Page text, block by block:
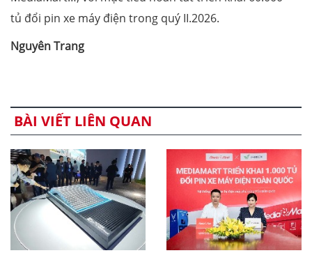
tủ đổi pin xe máy điện trong quý II.2026.
Nguyên Trang
BÀI VIẾT LIÊN QUAN